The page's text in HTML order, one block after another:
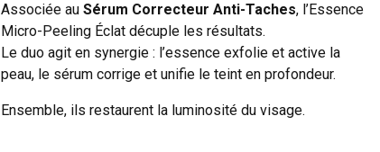
Associée au Sérum Correcteur Anti-Taches, l’Essence
Micro-Peeling Éclat décuple les résultats.
Le duo agit en synergie : l’essence exfolie et active la
peau, le sérum corrige et unifie le teint en profondeur.
Ensemble, ils restaurent la luminosité du visage.